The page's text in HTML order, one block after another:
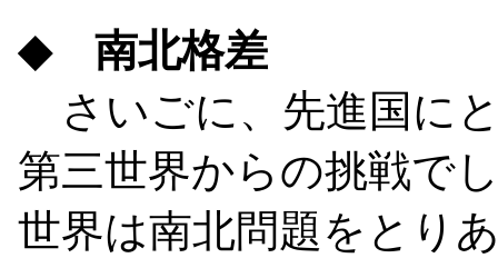
◆ 南北格差
さいごに、先進国に
第三世界からの挑戦で
世界は南北問題をとり